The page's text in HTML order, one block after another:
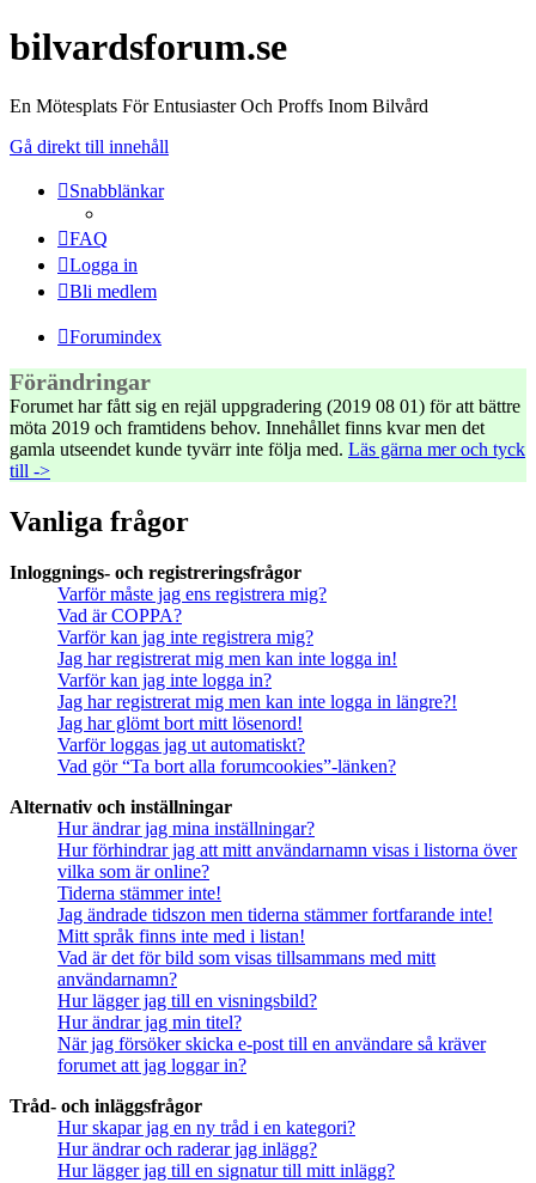
bilvardsforum.se
En Mötesplats För Entusiaster Och Proffs Inom Bilvård
Gå direkt till innehåll
Snabblänkar
FAQ
Logga in
Bli medlem
Forumindex
Förändringar
Forumet har fått sig en rejäl uppgradering (2019 08 01) för att bättre
möta 2019 och framtidens behov. Innehållet finns kvar men det
gamla utseendet kunde tyvärr inte följa med. Läs gärna mer och tyck
till ->
Vanliga frågor
Inloggnings- och registreringsfrågor
Varför måste jag ens registrera mig?
Vad är COPPA?
Varför kan jag inte registrera mig?
Jag har registrerat mig men kan inte logga in!
Varför kan jag inte logga in?
Jag har registrerat mig men kan inte logga in längre?!
Jag har glömt bort mitt lösenord!
Varför loggas jag ut automatiskt?
Vad gör “Ta bort alla forumcookies”-länken?
Alternativ och inställningar
Hur ändrar jag mina inställningar?
Hur förhindrar jag att mitt användarnamn visas i listorna över
vilka som är online?
Tiderna stämmer inte!
Jag ändrade tidszon men tiderna stämmer fortfarande inte!
Mitt språk finns inte med i listan!
Vad är det för bild som visas tillsammans med mitt
användarnamn?
Hur lägger jag till en visningsbild?
Hur ändrar jag min titel?
När jag försöker skicka e-post till en användare så kräver
forumet att jag loggar in?
Tråd- och inläggsfrågor
Hur skapar jag en ny tråd i en kategori?
Hur ändrar och raderar jag inlägg?
Hur lägger jag till en signatur till mitt inlägg?